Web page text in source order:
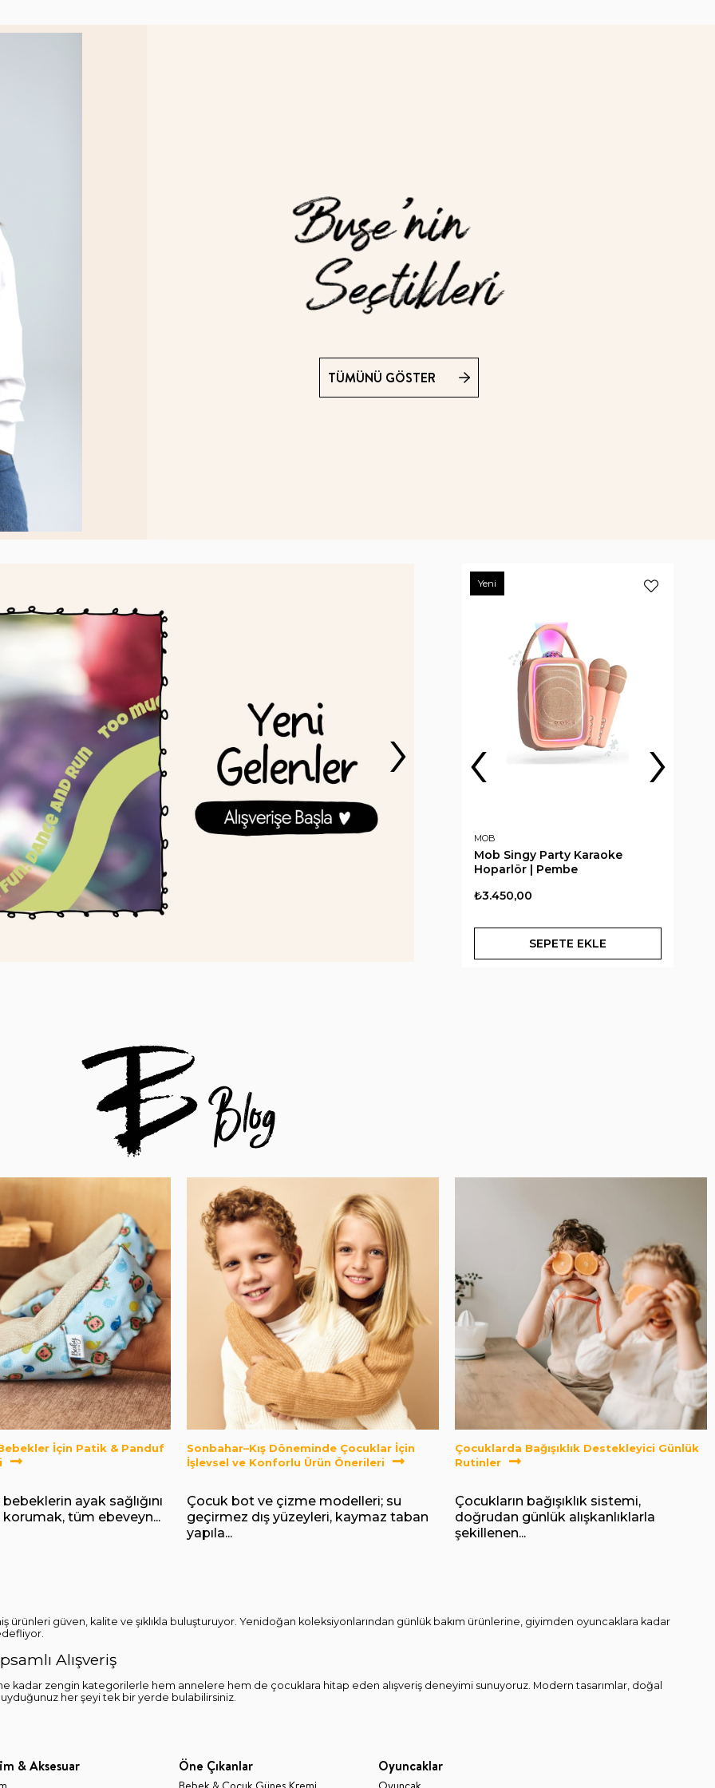
TÜMÜNÜ GÖSTER
›
JORIENS LITTLE
Joriens Little Şeftali Püresi
Triko Kundak Battaniye 80x80
cm
₺1.299,00
MOB MOB
Mob Singy Party Karaoke
Hoparlör | Pembe
₺3.450,00
SEPETE EKLE
Yeni
‹ ›
Bebekler İçin Patik & Panduf
bebeklerin ayak sağlığını
korumak, tüm ebeveyn...
Sonbahar–Kış Döneminde Çocuklar İçin
İşlevsel ve Konforlu Ürün Önerileri
Çocuk bot ve çizme modelleri; su
geçirmez dış yüzeyleri, kaymaz taban
yapıla...
Çocuklarda Bağışıklık Destekleyici Günlük
Rutinler
Çocukların bağışıklık sistemi,
doğrudan günlük alışkanlıklarla
şekillenen...
güven, kalite ve şıklıkla buluşturuyor. Yenidoğan koleksiyonlarından günlük bakım ürünlerine, giyimden oyuncaklara kadar
Alışveriş
kadar zengin kategorilerle hem annelere hem de çocuklara hitap eden alışveriş deneyimi sunuyoruz. Modern tasarımlar, doğal
her şeyi tek bir yerde bulabilirsiniz.
& Aksesuar Öne Çıkanlar Oyuncaklar